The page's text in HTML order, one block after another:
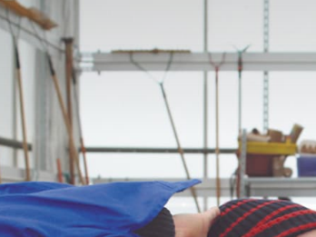
Accueil
Fondation